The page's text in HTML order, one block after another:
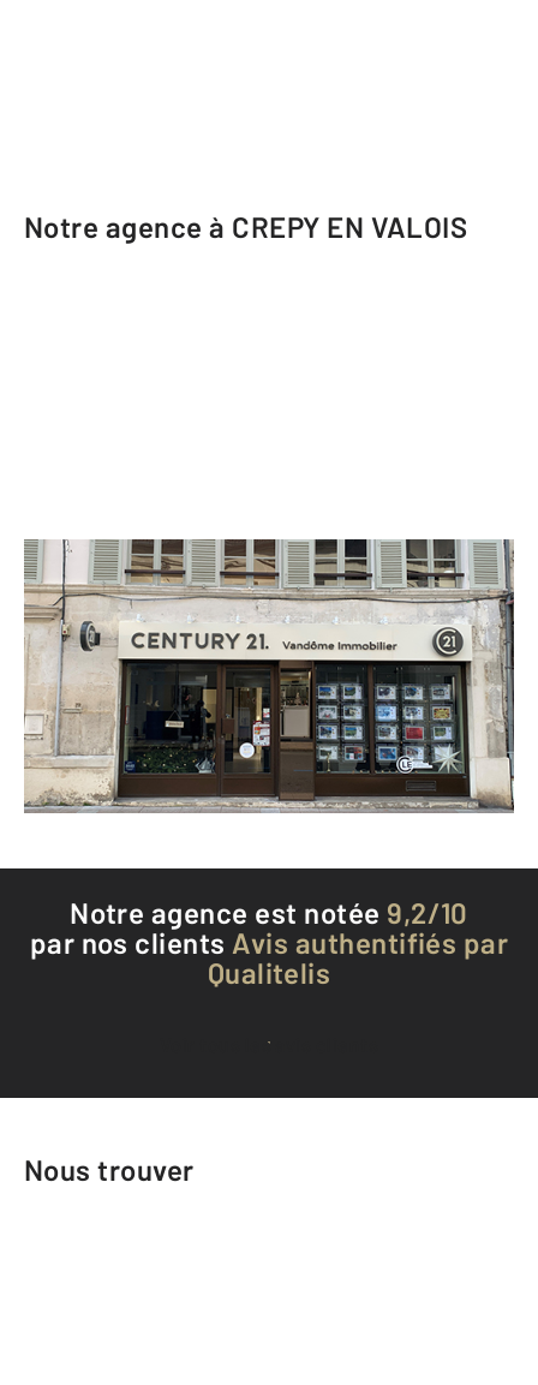
Notre agence à CREPY EN VALOIS
CENTURY 21 Vandôme Immobilier
6 rue Charles de Gaulle BP 30123
CREPY EN VALOIS - 60800
Envoyer un message
Téléphoner à l'agence
Notre agence est notée 9,2/10
par nos clients Avis authentifiés par
Qualitelis
Voir tous les avis clients
Nous trouver